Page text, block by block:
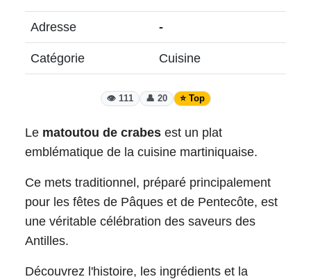
Adresse -
Catégorie Cuisine
👁️ 111 👤 20 ⭐ Top
Le matoutou de crabes est un plat
emblématique de la cuisine martiniquaise.
Ce mets traditionnel, préparé principalement
pour les fêtes de Pâques et de Pentecôte, est
une véritable célébration des saveurs des
Antilles.
Découvrez l'histoire, les ingrédients et la